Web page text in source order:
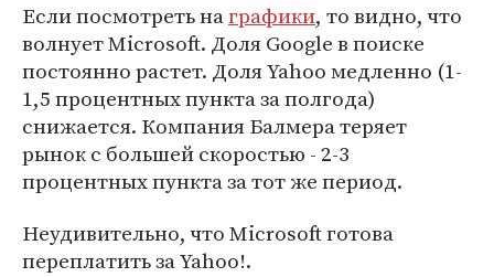
Если посмотреть награфики, то видно, что
волнует Microsoft. Доля Google в поиске
постоянно растет. Доля Yahoo медленно (1-
1,5 процентных пункта за полгода)
снижается. Компания Балмера теряет
рынок с большей скоростью - 2-3
процентных пункта за тот же период.
Неудивительно, что Microsoft готова
переплатить за Yahoo!.